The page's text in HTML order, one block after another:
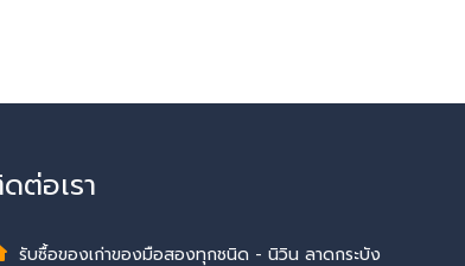
ต่อเรา
รับซื้อของเก่าของมือสองทุกชนิด - นิวิน ลาดกระบัง